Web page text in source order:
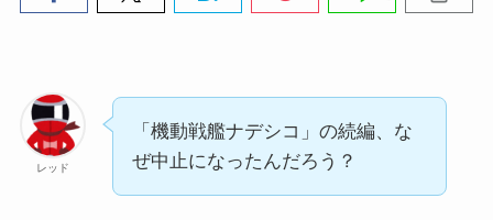
レッド
「機動戦艦ナデシコ」の続編、な
ぜ中止になったんだろう？